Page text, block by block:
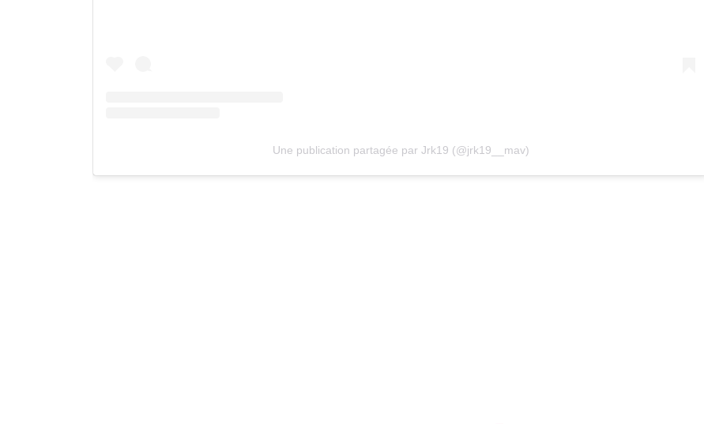
Une publication partagée par Jrk19 (@jrk19__mav)